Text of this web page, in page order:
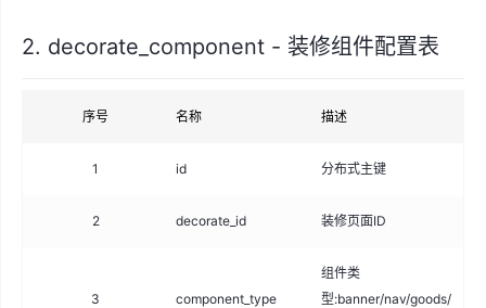
2. decorate_component - 装修组件配置表
序号 名称 描述
1 id 分布式主键
2 decorate_id 装修页面ID
3 component_type
组件类
型:banner/nav/goods/